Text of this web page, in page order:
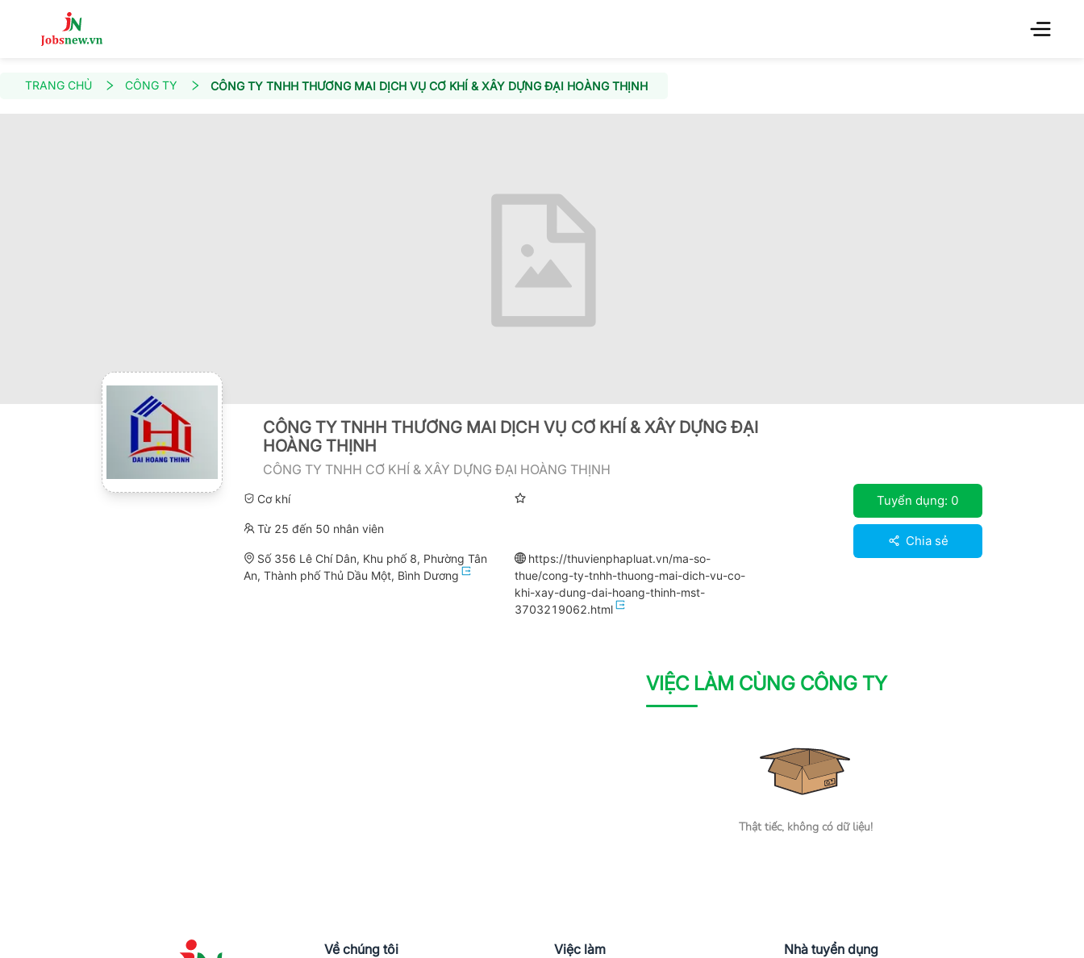
TRANG CHỦ CÔNG TY CÔNG TY TNHH THƯƠNG MAI DỊCH VỤ CƠ KHÍ & XÂY DỰNG ĐẠI HOÀNG THỊNH
CÔNG TY TNHH THƯƠNG MAI DỊCH VỤ CƠ KHÍ & XÂY DỰNG ĐẠI
HOÀNG THỊNH
CÔNG TY TNHH CƠ KHÍ & XÂY DỰNG ĐẠI HOÀNG THỊNH
Cơ khí
Từ 25 đến 50 nhân viên
Số 356 Lê Chí Dân, Khu phố 8, Phường Tân
An, Thành phố Thủ Dầu Một, Bình Dương
https://thuvienphapluat.vn/ma-so-
thue/cong-ty-tnhh-thuong-mai-dich-vu-co-
khi-xay-dung-dai-hoang-thinh-mst-
3703219062.html
Tuyển dụng: 0
Chia sẻ
VIỆC LÀM CÙNG CÔNG TY
Thật tiếc, không có dữ liệu!
Về chúng tôi Việc làm Nhà tuyển dụng